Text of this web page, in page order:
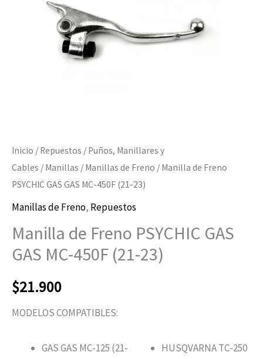
Inicio / Repuestos / Puños, Manillares y
Cables / Manillas / Manillas de Freno / Manilla de Freno
PSYCHIC GAS GAS MC-450F (21-23)
Manillas de Freno, Repuestos
Manilla de Freno PSYCHIC GAS
GAS MC-450F (21-23)
$21.900
MODELOS COMPATIBLES:
GAS GAS MC-125 (21-
HUSQVARNA TC-250